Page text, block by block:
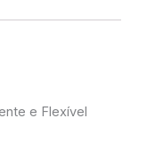
e Flexível